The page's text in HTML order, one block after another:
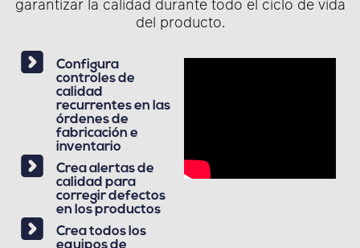
del producto.
Configura
controles de
calidad
recurrentes en las
órdenes de
fabricación e
inventario
Crea alertas de
calidad para
corregir defectos
en los productos
Crea todos los